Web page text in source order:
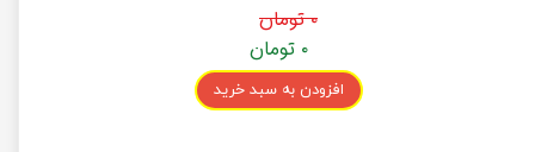
۰ تومان
۰ تومان
افزودن به سبد خرید